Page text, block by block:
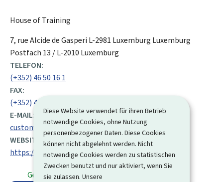
Diese Website verwendet für ihren Betrieb
notwendige Cookies, ohne Nutzung
personenbezogener Daten. Diese Cookies
können nicht abgelehnt werden. Nicht
notwendige Cookies werden zu statistischen
Zwecken benutzt und nur aktiviert, wenn Sie
sie zulassen. Unsere
House of Training
ADRESSE:
7, rue Alcide de Gasperi L-2981 Luxemburg Luxemburg
Postfach 13 / L-2010 Luxemburg
TELEFON:
(+352) 46 50 16 1
FAX:
(+352) 46 50 19
E-MAIL:
customer@houseoftraining.lu
WEBSITE:
https://www.houseoftraining.lu
Geöffnet ⋅ Schließt um 12:00 Uhr